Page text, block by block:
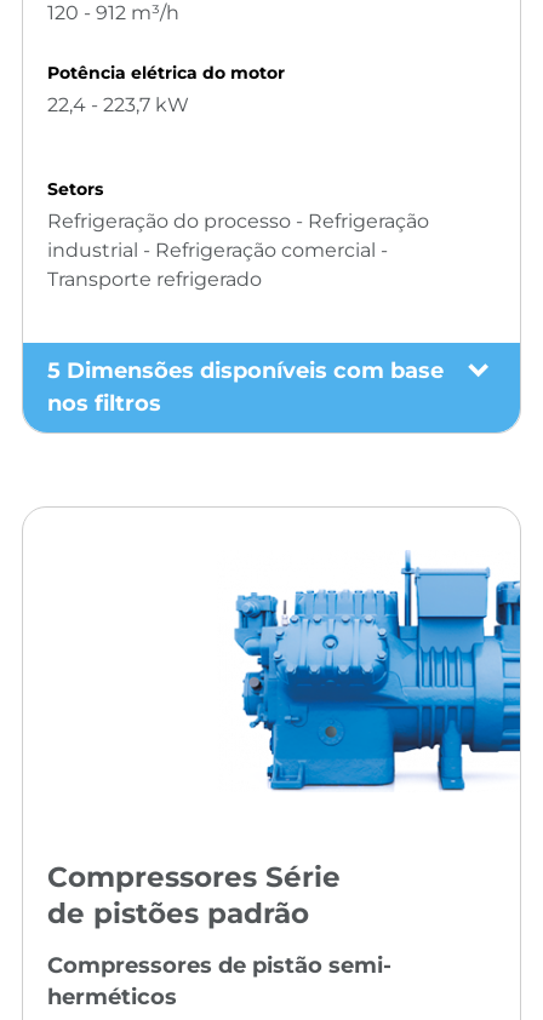
120 - 912 m³/h
Potência elétrica do motor
22,4 - 223,7 kW
Setors
Refrigeração do processo - Refrigeração
industrial - Refrigeração comercial -
Transporte refrigerado
5 Dimensões disponíveis com base
nos filtros
Compressores Série
de pistões padrão
Compressores de pistão semi-
herméticos